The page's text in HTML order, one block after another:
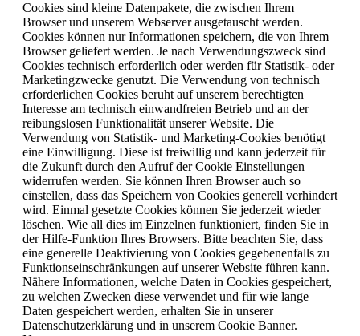
Cookies sind kleine Datenpakete, die zwischen Ihrem
Browser und unserem Webserver ausgetauscht werden.
Cookies können nur Informationen speichern, die von Ihrem
Browser geliefert werden. Je nach Verwendungszweck sind
Cookies technisch erforderlich oder werden für Statistik- oder
Marketingzwecke genutzt. Die Verwendung von technisch
erforderlichen Cookies beruht auf unserem berechtigten
Interesse am technisch einwandfreien Betrieb und an der
reibungslosen Funktionalität unserer Website. Die
Verwendung von Statistik- und Marketing-Cookies benötigt
eine Einwilligung. Diese ist freiwillig und kann jederzeit für
die Zukunft durch den Aufruf der Cookie Einstellungen
widerrufen werden. Sie können Ihren Browser auch so
einstellen, dass das Speichern von Cookies generell verhindert
wird. Einmal gesetzte Cookies können Sie jederzeit wieder
löschen. Wie all dies im Einzelnen funktioniert, finden Sie in
der Hilfe-Funktion Ihres Browsers. Bitte beachten Sie, dass
eine generelle Deaktivierung von Cookies gegebenenfalls zu
Funktionseinschränkungen auf unserer Website führen kann.
Nähere Informationen, welche Daten in Cookies gespeichert,
zu welchen Zwecken diese verwendet und für wie lange
Daten gespeichert werden, erhalten Sie in unserer
Datenschutzerklärung und in unserem Cookie Banner.